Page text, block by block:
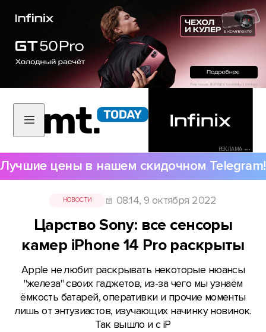
РЕКЛАМА •••
Лучшие цены в нашем скидочном Telegram!
НОВОСТИ 08:14, 9 октября 2022
Царство Sony: все сенсоры
камер iPhone 14 Pro раскрыты
Apple не любит раскрывать некоторые нюансы
"железа" своих гаджетов, из-за чего мы узнаём
ёмкость батарей, оперативки и прочие моменты
лишь от энтузиастов, изучающих начинку новинок.
Так вышло и с iP